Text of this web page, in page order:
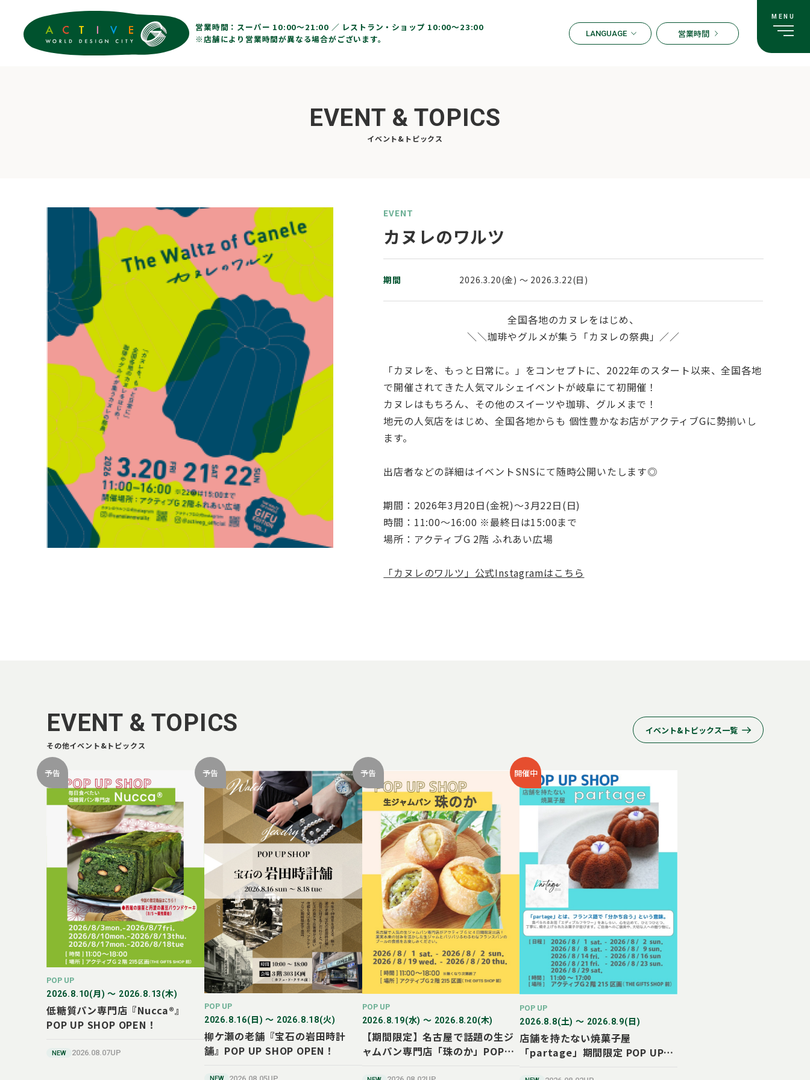
営業時間： スーパー 10:00〜21:00 ／ レストラン・ショップ 10:00～23:00
※店舗により営業時間が異なる場合がございます。
LANGUAGE 営業時間
EVENT & TOPICS
イベント&トピックス
EVENT
カヌレのワルツ
期間 2026.3.20(金) 〜 2026.3.22(日)
全国各地のカヌレをはじめ、
＼＼珈琲やグルメが集う「カヌレの祭典」／／
「カヌレを、もっと日常に。」をコンセプトに、2022年のスタート以来、全国各地
で開催されてきた人気マルシェイベントが岐阜にて初開催！
カヌレはもちろん、その他のスイーツや珈琲、グルメまで！
地元の人気店をはじめ、全国各地からも 個性豊かなお店がアクティブGに勢揃いし
ます。
出店者などの詳細はイベントSNSにて随時公開いたします◎
期間：2026年3月20日(金祝)～3月22日(日)
時間：11:00～16:00 ※最終日は15:00まで
場所：アクティブG 2階 ふれあい広場
「カヌレのワルツ」公式Instagramはこちら
EVENT & TOPICS
その他イベント&トピックス
イベント&トピックス一覧
予告
POP UP
2026.8.10(月) 〜 2026.8.13(木)
低糖質パン専門店『Nucca®』
POP UP SHOP OPEN！
NEW 2026.08.07UP
予告
POP UP
2026.8.16(日) 〜 2026.8.18(火)
柳ケ瀬の老舗『宝石の岩田時計
舗』POP UP SHOP OPEN！
予告
POP UP
2026.8.19(水) 〜 2026.8.20(木)
【期間限定】名古屋で話題の生ジ
ャムパン専門店「珠のか」POP
開催中
POP UP
2026.8.8(土) 〜 2026.8.9(日)
店舗を持たない焼菓子屋
「partage」期間限定 POP UP